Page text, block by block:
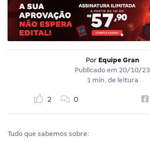
Por Equipe Gran
Publicado em 20/10/23
1 min. de leitura
2 0
Tudo que sabemos sobre: